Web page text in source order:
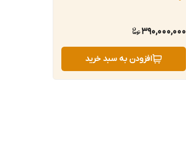
390,000,000
افزودن به سبد خرید